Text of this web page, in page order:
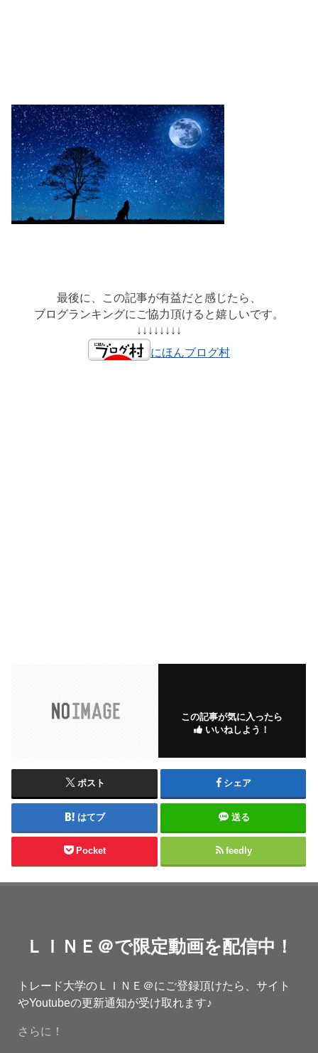
最後に、この記事が有益だと感じたら、
ブログランキングにご協力頂けると嬉しいです。
↓↓↓↓↓↓↓↓
にほんブログ村
この記事が気に入ったら
いいねしよう！
ポスト シェア
はてブ 送る
Pocket feedly
ＬＩＮＥ＠で限定動画を配信中！
トレード大学のＬＩＮＥ＠にご登録頂けたら、サイト
やYoutubeの更新通知が受け取れます♪
さらに！